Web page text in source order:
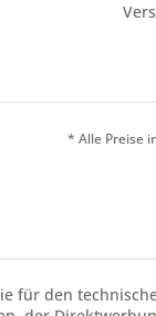
* Alle Preise
für den